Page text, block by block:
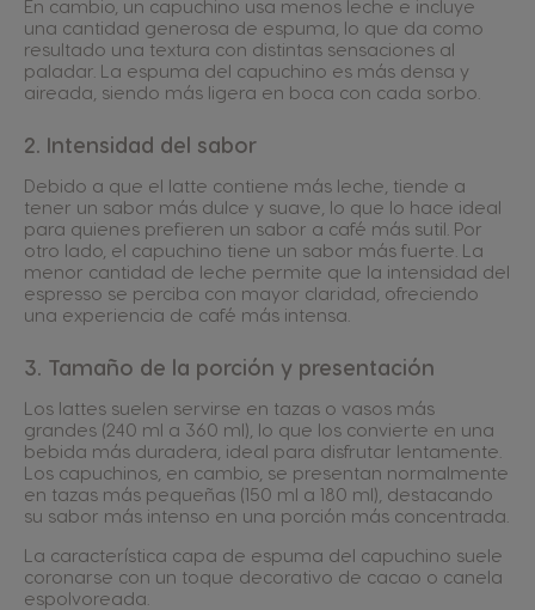
En cambio, un capuchino usa menos leche e incluye
una cantidad generosa de espuma, lo que da como
resultado una textura con distintas sensaciones al
paladar. La espuma del capuchino es más densa y
aireada, siendo más ligera en boca con cada sorbo.
2. Intensidad del sabor
Debido a que el latte contiene más leche, tiende a
tener un sabor más dulce y suave, lo que lo hace ideal
para quienes prefieren un sabor a café más sutil. Por
otro lado, el capuchino tiene un sabor más fuerte. La
menor cantidad de leche permite que la intensidad del
espresso se perciba con mayor claridad, ofreciendo
una experiencia de café más intensa.
3. Tamaño de la porción y presentación
Los lattes suelen servirse en tazas o vasos más
grandes (240 ml a 360 ml), lo que los convierte en una
bebida más duradera, ideal para disfrutar lentamente.
Los capuchinos, en cambio, se presentan normalmente
en tazas más pequeñas (150 ml a 180 ml), destacando
su sabor más intenso en una porción más concentrada.
La característica capa de espuma del capuchino suele
coronarse con un toque decorativo de cacao o canela
espolvoreada.